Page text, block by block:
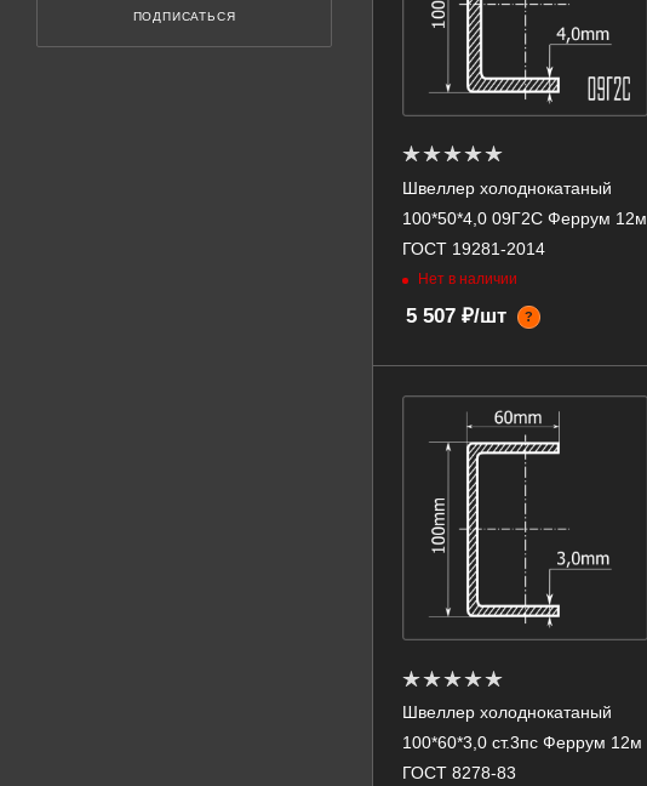
Швеллер холоднокатаный
100*50*4,0 09Г2С Феррум 12м
ГОСТ 19281-2014
Нет в наличии
5 507 ₽/шт ?
Швеллер холоднокатаный
100*60*3,0 ст.3пс Феррум 12м
ГОСТ 8278-83
ПОДПИСАТЬСЯ